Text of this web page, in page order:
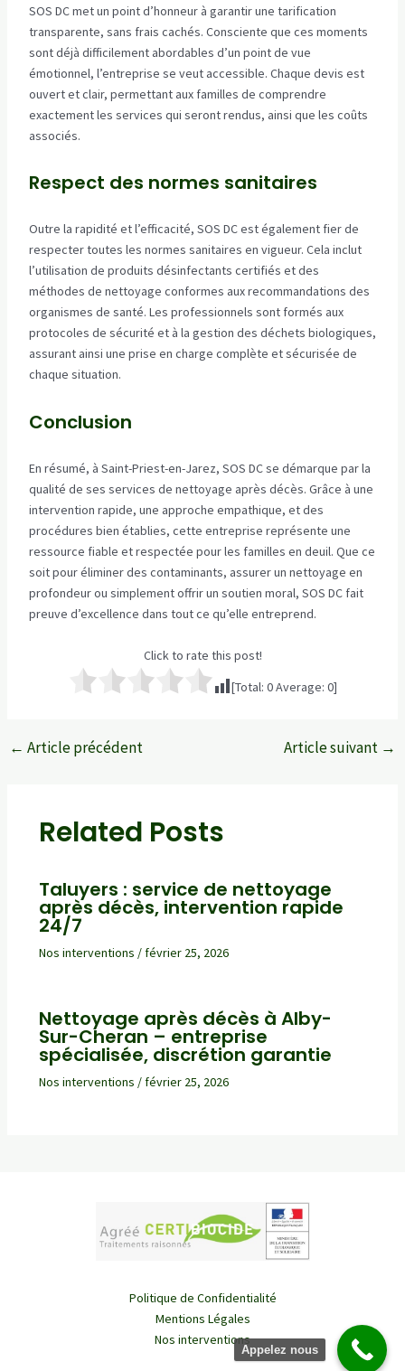
SOS DC met un point d’honneur à garantir une tarification
transparente, sans frais cachés. Consciente que ces moments
sont déjà difficilement abordables d’un point de vue
émotionnel, l’entreprise se veut accessible. Chaque devis est
ouvert et clair, permettant aux familles de comprendre
exactement les services qui seront rendus, ainsi que les coûts
associés.
Respect des normes sanitaires
Outre la rapidité et l’efficacité, SOS DC est également fier de
respecter toutes les normes sanitaires en vigueur. Cela inclut
l’utilisation de produits désinfectants certifiés et des
méthodes de nettoyage conformes aux recommandations des
organismes de santé. Les professionnels sont formés aux
protocoles de sécurité et à la gestion des déchets biologiques,
assurant ainsi une prise en charge complète et sécurisée de
chaque situation.
Conclusion
En résumé, à Saint-Priest-en-Jarez, SOS DC se démarque par la
qualité de ses services de nettoyage après décès. Grâce à une
intervention rapide, une approche empathique, et des
procédures bien établies, cette entreprise représente une
ressource fiable et respectée pour les familles en deuil. Que ce
soit pour éliminer des contaminants, assurer un nettoyage en
profondeur ou simplement offrir un soutien moral, SOS DC fait
preuve d’excellence dans tout ce qu’elle entreprend.
Click to rate this post!
[Total: 0Average: 0]
Navigation
← Article précédent Article suivant →
Related Posts
Taluyers : service de nettoyage
après décès, intervention rapide
24/7
Nos interventions /février 25, 2026
Nettoyage après décès à Alby-
Sur-Cheran – entreprise
spécialisée, discrétion garantie
Nos interventions /février 25, 2026
Politique de Confidentialité
Mentions Légales
Nos interventions
Appelez nous